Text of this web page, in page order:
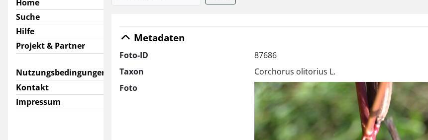
Home
Suche
Hilfe
Projekt & Partner
Nutzungsbedingungen
Kontakt
Impressum
Metadaten
Foto-ID
87686
Taxon
Corchorus olitorius L.
Foto